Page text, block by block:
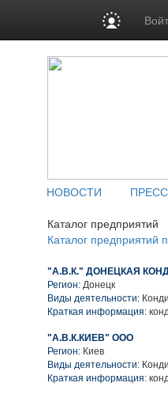
НОВОСТИ
Каталог предприятий
Каталог предприятий
"А.В.К." ДОНЕЦКАЯ
Регион: Донецк
Виды деятельности:
Краткая информация:
"А.В.К.КИЕВ" ООО
Регион: Киев
Виды деятельности:
Краткая информация: